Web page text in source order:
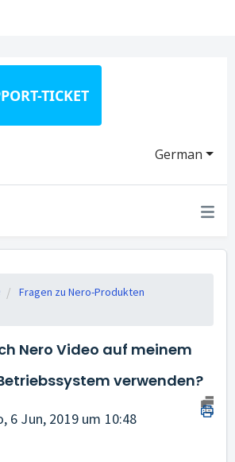
TICKET
German
Fragen zu Nero-Produkten
Nero Video auf meinem
verwenden?
6 Jun, 2019 um 10:48